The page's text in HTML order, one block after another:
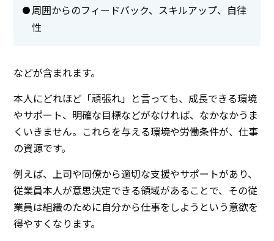
周囲からのフィードバック、スキルアップ、自律
性
などが含まれます。
本人にどれほど「頑張れ」と言っても、成長できる環境
やサポート、明確な目標などがなければ、なかなかうま
くいきません。これらを与える環境や労働条件が、仕事
の資源です。
例えば、上司や同僚から適切な支援やサポートがあり、
従業員本人が意思決定できる領域があることで、その従
業員は組織のために自分から仕事をしようという意欲を
得やすくなります。